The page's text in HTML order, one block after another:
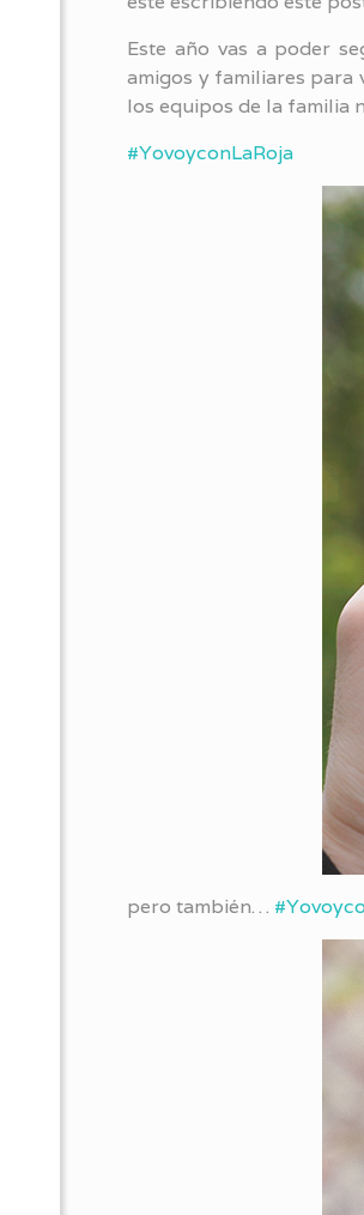
Este año vas a poder
amigos y familiares
los equipos de la familia
#YovoyconLaRoja
pero también…